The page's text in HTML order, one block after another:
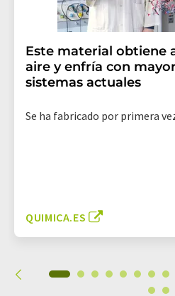
Este material obtiene
aire y enfría con
sistemas actuales
Se ha fabricado por primera
QUIMICA.ES